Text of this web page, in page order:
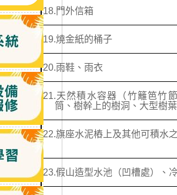
18.門外信箱
19.燒金紙的桶子
20.雨鞋、雨衣
21.天然積水容器（竹籬笆竹
筒、樹幹上的樹洞、大型樹
22.旗座水泥樁上及其他可積水
23.假山造型水池（凹槽處）、